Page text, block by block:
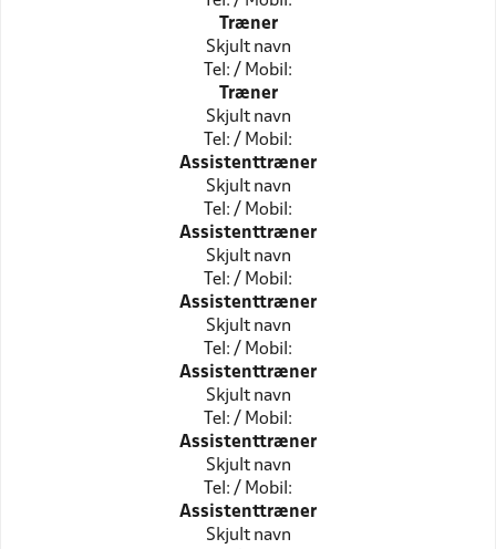
Træner
Skjult navn
Tel: / Mobil:
Træner
Skjult navn
Tel: / Mobil:
Assistenttræner
Skjult navn
Tel: / Mobil:
Assistenttræner
Skjult navn
Tel: / Mobil:
Assistenttræner
Skjult navn
Tel: / Mobil:
Assistenttræner
Skjult navn
Tel: / Mobil:
Assistenttræner
Skjult navn
Tel: / Mobil:
Assistenttræner
Skjult navn